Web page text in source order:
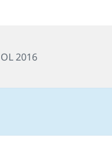
Tags
OL 2016